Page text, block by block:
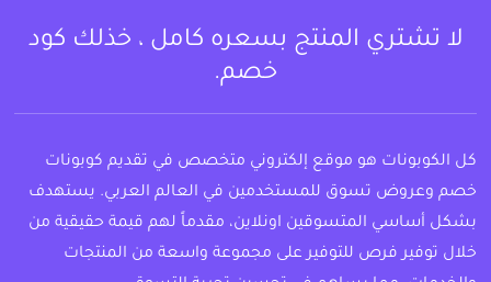
لا تشتري المنتج بسعره كامل ، خذلك كود
خصم.
كل الكوبونات هو موقع إلكتروني متخصص في تقديم كوبونات
خصم وعروض تسوق للمستخدمين في العالم العربي. يستهدف
بشكل أساسي المتسوقين اونلاين، مقدماً لهم قيمة حقيقية من
خلال توفير فرص للتوفير على مجموعة واسعة من المنتجات